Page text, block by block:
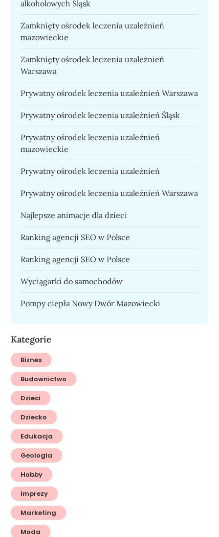
alkoholowych Śląsk
Zamknięty ośrodek leczenia uzależnień
mazowieckie
Zamknięty ośrodek leczenia uzależnień
Warszawa
Prywatny ośrodek leczenia uzależnień Warszawa
Prywatny ośrodek leczenia uzależnień Śląsk
Prywatny ośrodek leczenia uzależnień
mazowieckie
Prywatny ośrodek leczenia uzależnień
Prywatny ośrodek leczenia uzależnień Warszawa
Najlepsze animacje dla dzieci
Ranking agencji SEO w Polsce
Ranking agencji SEO w Polsce
Wyciągarki do samochodów
Pompy ciepła Nowy Dwór Mazowiecki
Kategorie
Biznes
Budownictwo
Dzieci
Dziecko
Edukacja
Geologia
Hobby
Imprezy
Marketing
Moda